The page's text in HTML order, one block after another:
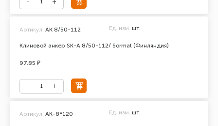
Клиновой анкер SK-A 8/50-112/ Sormat (Финляндия)
Артикул: AK 8/50-112 Ед. изм. шт.
97.85 ₽
Артикул: АК-8*120 Ед. изм. шт.